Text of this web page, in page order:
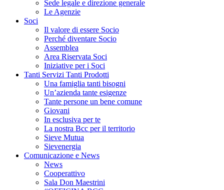
Sede legale e direzione generale
Le Agenzie
Soci
Il valore di essere Socio
Perché diventare Socio
Assemblea
Area Riservata Soci
Iniziative per i Soci
Tanti Servizi Tanti Prodotti
Una famiglia tanti bisogni
Un’azienda tante esigenze
Tante persone un bene comune
Giovani
In esclusiva per te
La nostra Bcc per il territorio
Sieve Mutua
Sievenergia
Comunicazione e News
News
Cooperattivo
Sala Don Maestrini